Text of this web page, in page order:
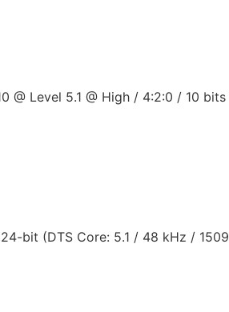
@ Level 5.1 @ High / 4:2:0 / 10
bit (DTS Core: 5.1 / 48 kHz / 1509